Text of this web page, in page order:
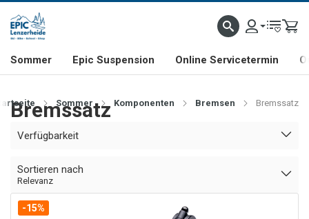
& FREERIDE-SPEZIALIST SCHWEIZER FIRMA SHOP & SHOWROOM IN
Sommer Epic Suspension Online Servicetermin
Sommer Komponenten Bremsen Bremssatz
Bremssatz
Verfügbarkeit
Sortieren nach
Relevanz
-15%